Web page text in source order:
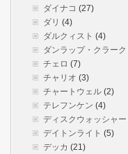
ダイナコ (27)
ダリ (4)
ダルクィスト (4)
ダンラップ・クラーク
チェロ (7)
チャリオ (3)
チャートウェル (2)
テレフンケン (4)
ディスクウォッシャー
デイトンライト (5)
デッカ (21)